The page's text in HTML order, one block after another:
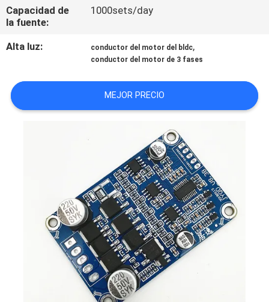
NOTICIAS
LOS
CASOS
SOLICITAR
COTIZACIÓN
MAPA
Capacidad de
la fuente:
1000sets/day
Alta luz: conductor del motor del bldc,
conductor del motor de 3 fases
MEJOR PRECIO